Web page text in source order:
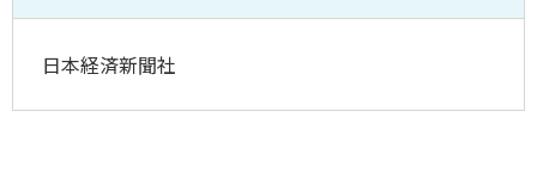
日本経済新聞社